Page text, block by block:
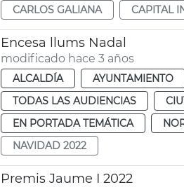
CARLOS GALIANA
CAPITAL
Encesa llums Nadal
modificado hace 3 años
ALCALDÍA AYUNTAMIENTO
TODAS LAS AUDIENCIAS
EN PORTADA TEMÁTICA
NAVIDAD 2022
Premis Jaume I 2022